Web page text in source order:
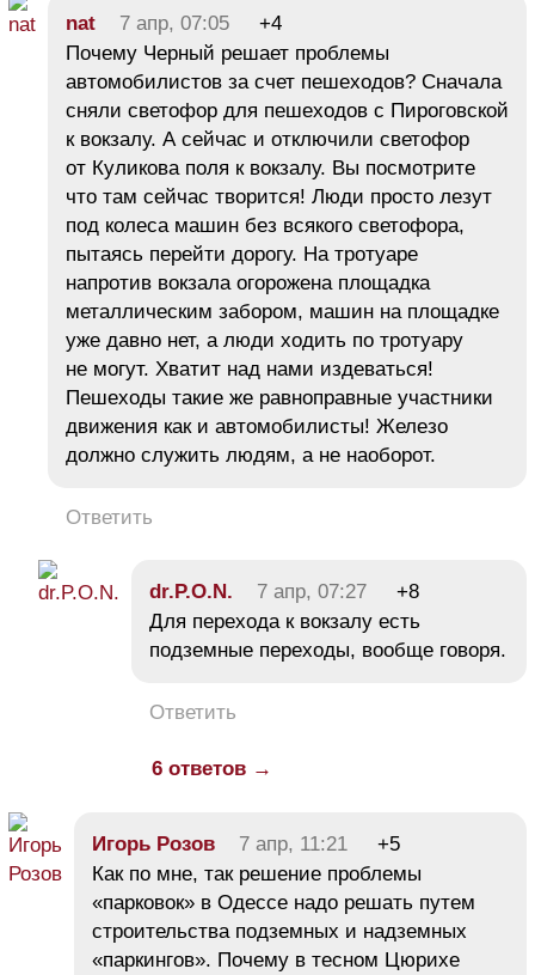
nat 7 апр, 07:05
+4
Почему Черный решает проблемы
автомобилистов за счет пешеходов? Сначала
сняли светофор для пешеходов с Пироговской
к вокзалу. А сейчас и отключили светофор
от Куликова поля к вокзалу. Вы посмотрите
что там сейчас творится! Люди просто лезут
под колеса машин без всякого светофора,
пытаясь перейти дорогу. На тротуаре
напротив вокзала огорожена площадка
металлическим забором, машин на площадке
уже давно нет, а люди ходить по тротуару
не могут. Хватит над нами издеваться!
Пешеходы такие же равноправные участники
движения как и автомобилисты! Железо
должно служить людям, а не наоборот.
Ответить
dr.P.O.N. 7 апр, 07:27
+8
Для перехода к вокзалу есть
подземные переходы, вообще говоря.
Ответить
6 ответов →
Игорь Розов 7 апр, 11:21
+5
Как по мне, так решение проблемы
«парковок» в Одессе надо решать путем
строительства подземных и надземных
«паркингов». Почему в тесном Цюрихе